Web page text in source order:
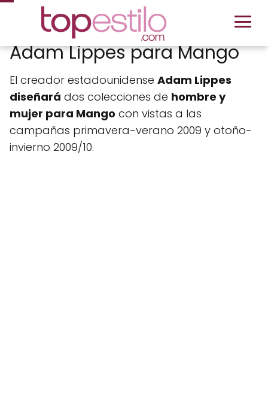
Adam Lippes para Mango
El creador estadounidense Adam Lippes
diseñará dos colecciones de hombre y
mujer para Mango con vistas a las
campañas primavera-verano 2009 y otoño-
invierno 2009/10.